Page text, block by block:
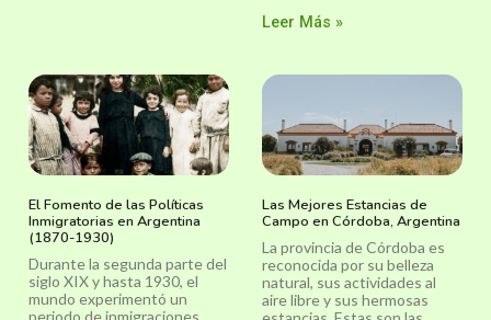
Leer Más »
El Fomento de las Políticas
Inmigratorias en Argentina
(1870-1930)
Durante la segunda parte del
siglo XIX y hasta 1930, el
mundo experimentó un
periodo de inmigraciones
Las Mejores Estancias de
Campo en Córdoba, Argentina
La provincia de Córdoba es
reconocida por su belleza
natural, sus actividades al
aire libre y sus hermosas